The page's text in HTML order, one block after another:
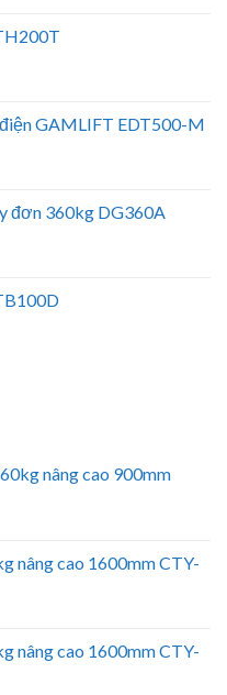
điện GAMLIFT EDT500-M
đơn 360kg DG360A
nâng cao 900mm
nâng cao 1600mm CTY-
nâng cao 1600mm CTY-